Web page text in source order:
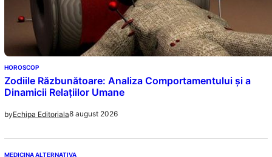
HOROSCOP
Zodiile Răzbunătoare: Analiza Comportamentului și a
Dinamicii Relațiilor Umane
byEchipa Editoriala8 august 2026
MEDICINA ALTERNATIVA